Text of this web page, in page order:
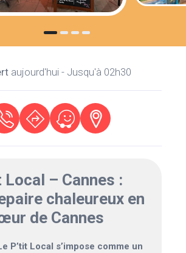
aujourd'hui - Jusqu'à 02h30
Local – Cannes :
chaleureux en
de Cannes
P’tit Local s’impose comme un